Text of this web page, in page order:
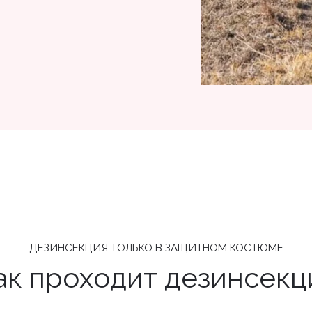
ДЕЗИНСЕКЦИЯ ТОЛЬКО В ЗАЩИТНОМ КОСТЮМЕ
проходит